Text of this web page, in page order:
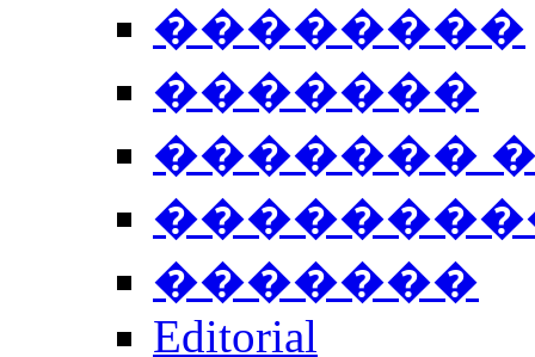
��������
�������
�������
�������
Editorial